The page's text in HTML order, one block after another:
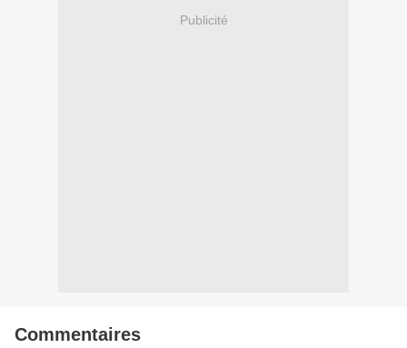
Publicité
Commentaires